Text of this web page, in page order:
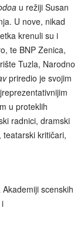
u režiji Susan
U nove, nikad
krenuli su i
te BNP Zenica,
Tuzla, Narodno
priredio je svojim
u proteklih
radnici, dramski
kritičari,
scenskih
i